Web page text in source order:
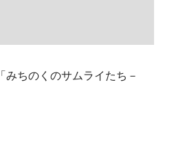
ちのくのサムライたち－